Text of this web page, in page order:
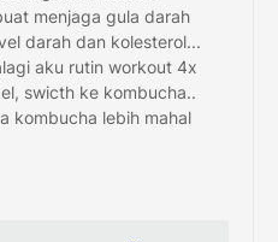
menjaga gula darah
darah dan kolesterol...
aku rutin workout 4x
swicth ke kombucha..
kombucha lebih mahal